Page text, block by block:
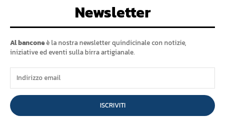
Newsletter
Al banconeè la nostra newsletter quindicinale con notizie,
iniziative ed eventi sulla birra artigianale.
ISCRIVITI